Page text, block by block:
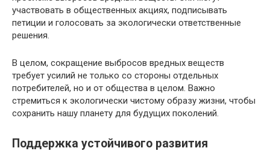
участвовать в общественных акциях, подписывать
петиции и голосовать за экологически ответственные
решения.
В целом, сокращение выбросов вредных веществ
требует усилий не только со стороны отдельных
потребителей, но и от общества в целом. Важно
стремиться к экологически чистому образу жизни, чтобы
сохранить нашу планету для будущих поколений.
Поддержка устойчивого развития